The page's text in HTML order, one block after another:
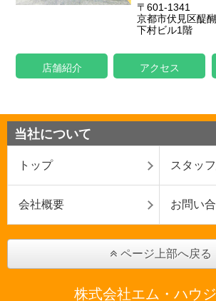
〒601-1341
京都市伏見区醍
下村ビル1階
店舗紹介 アクセス
当社について
トップ スタッ
会社概要 お問い
ページ上部へ戻る
株式会社エム・ハウ